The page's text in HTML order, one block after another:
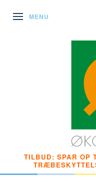
SKIFTE NAVIGATION
MENU
TILBUD: SPAR OP